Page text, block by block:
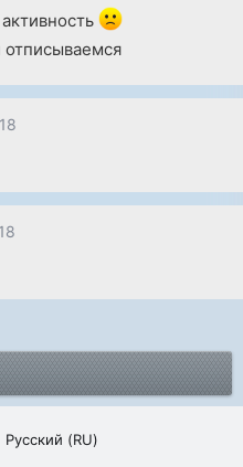
отписываемся
Русский (RU)